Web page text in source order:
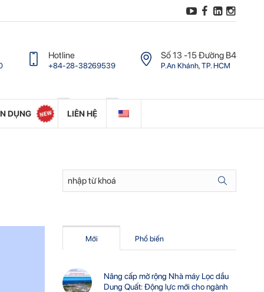
Hotline
+84-28-38269539
Số 13 -15 Ðường B4
P.An Khánh, TP. HCM
DỤNG LIÊN HỆ
Mới Phổ biến
Nâng cấp mở rộng Nhà máy Lọc dầu
Dung Quất: Động lực mới cho ngành